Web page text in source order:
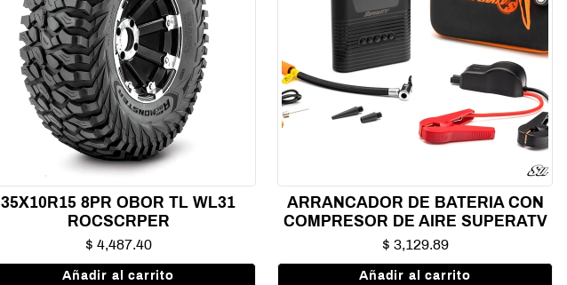
35X10R15 8PR OBOR TL WL31
ROCSCRPER
$ 4,487.40
Añadir al carrito
ARRANCADOR DE BATERIA CON
COMPRESOR DE AIRE SUPERATV
$ 3,129.89
Añadir al carrito